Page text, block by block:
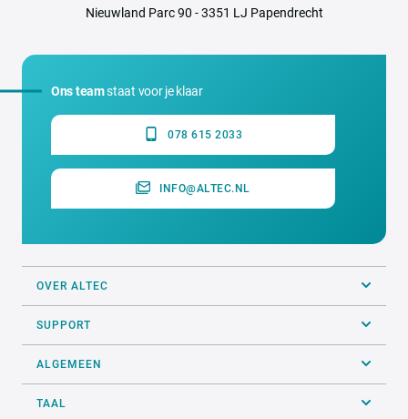
Nieuwland Parc 90 - 3351 LJ Papendrecht
Ons teamstaat voor je klaar
078 615 2033
INFO@ALTEC.NL
OVER ALTEC
SUPPORT
ALGEMEEN
TAAL